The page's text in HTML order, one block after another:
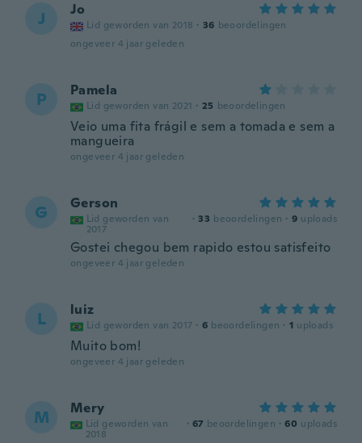
J Jo
Lid geworden van 2018 · 36 beoordelingen
ongeveer 4 jaar geleden
P Pamela
Lid geworden van 2021 · 25 beoordelingen
Veio uma fita frágil e sem a tomada e sem a
mangueira
ongeveer 4 jaar geleden
G Gerson
Lid geworden van
2017
· 33 beoordelingen · 9 uploads
Gostei chegou bem rapido estou satisfeito
ongeveer 4 jaar geleden
L luiz
Lid geworden van 2017 · 6 beoordelingen · 1 uploads
Muito bom!
ongeveer 4 jaar geleden
M Mery
Lid geworden van
2018
· 67 beoordelingen · 60 uploads